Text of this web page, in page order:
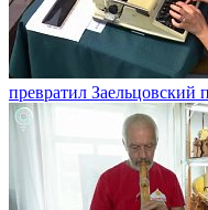
превратил Заельцовский